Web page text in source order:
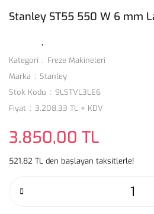
Stanley ST55 550 W 6 mm
Kategori
Freze Makineleri
Marka
Stanley
Stok Kodu
9LSTVL3LE6
Fiyat
3.208,33 TL + KDV
3.850,00 TL
521,82 TL den başlayan taksitlerle!